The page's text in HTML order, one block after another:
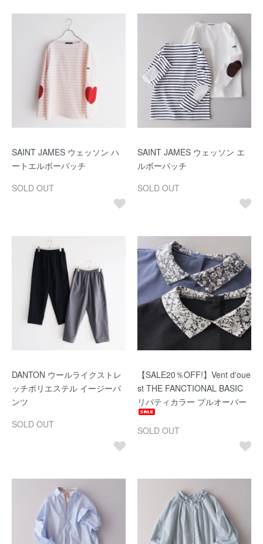
SAINT JAMES ウェッソン ハ
ートエルボーパッチ
SOLD OUT
SAINT JAMES ウェッソン エ
ルボーパッチ
SOLD OUT
DANTON ウールライクストレ
ッチポリエステル イージーパ
ンツ
SOLD OUT
【SALE20％OFF!】Vent d'oue
st THE FANCTIONAL BASIC
リバティカラー プルオーバー
SOLD OUT